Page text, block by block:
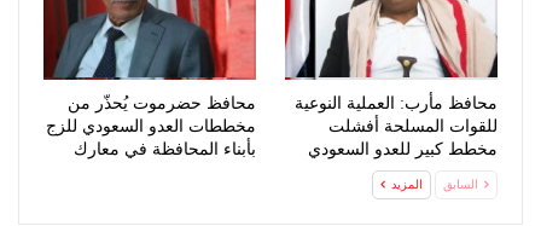
محافظ مأرب: العملية النوعية
للقوات المسلحة أفشلت
مخطط كبير للعدو السعودي
محافظ حضرموت يُحذّر من
مخططات العدو السعودي للزج
بأبناء المحافظة في معارك
السابق المزيد